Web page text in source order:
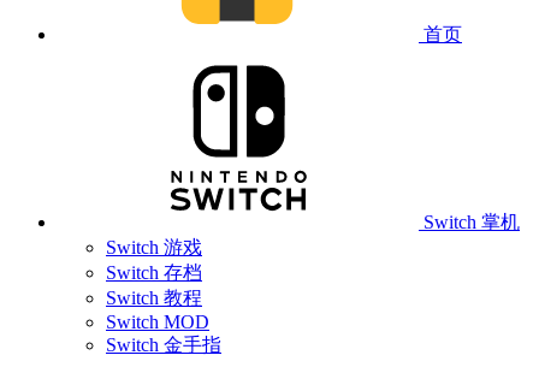
首页
Switch 掌机
Switch 游戏
Switch 存档
Switch 教程
Switch MOD
Switch 金手指